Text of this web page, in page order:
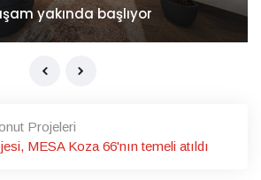
yakında başlıyor
Projeleri
MESA Koza 66'nın temeli atıldı